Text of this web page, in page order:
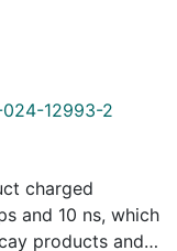
12993-2
charged
and 10 ns, which
products and